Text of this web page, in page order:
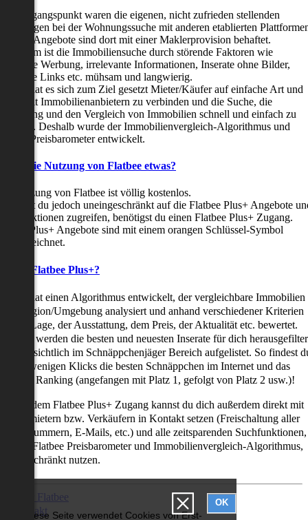
Diese Seite verwendet Cookies von Erst-
OK
Ausgangspunkt waren die eigenen, nicht zufrieden stellenden
bei der Wohnungssuche mit anderen etablierten
alle Angebote sind dort mit einer Maklerprovision behaftet.
ist die Immobiliensuche durch störende Faktoren wie
Werbung, irrelevante Informationen, Inserate ohne Bilder,
Links etc. mühsam und langwierig.
hat es sich zum Ziel gesetzt Mieter/Käufer auf einfache Art und
mit Immobilienanbietern zu verbinden und die Suche, die
und den Vergleich von Immobilien schnell und einfach zu
Deshalb wurde der Immobilienvergleich-Algorithmus und
Preisbarometer entwickelt.
die Nutzung von Flatbee etwas?
Nutzung von Flatbee ist völlig kostenlos.
du jedoch uneingeschränkt auf die Flatbee Plus+ Angebote
zugreifen, benötigst du einen Flatbee Plus+ Zugang.
Plus+ Angebote sind mit einem orangen Schlüssel-Symbol
ist Flatbee Plus+?
hat einen Algorithmus entwickelt, der vergleichbare Immobilien
Region/Umgebung analysiert und anhand verschiedener Kriterien
der Lage, der Ausstattung, dem Preis, der Aktualität etc. bewertet.
werden die besten und neuesten Inserate für dich
übersichtlich im Schnäppchenjäger Bereich aufgelistet. So findest
nur wenigen Klicks die besten Schnäppchen im Internet und das
als Ranking (angefangen mit Platz 1, gefolgt von Platz 2 usw.)!
mit dem Flatbee Plus+ Zugang kannst du dich außerdem direkt mit
Vermietern bzw. Verkäufern in Kontakt setzen (Freischaltung aller
E-Mails, etc.) und alle zeitsparenden Suchfunktionen,
den Flatbee Preisbarometer und Immobilienvergleich-Algorithmus,
nutzen.
Über Flatbee
Kontakt